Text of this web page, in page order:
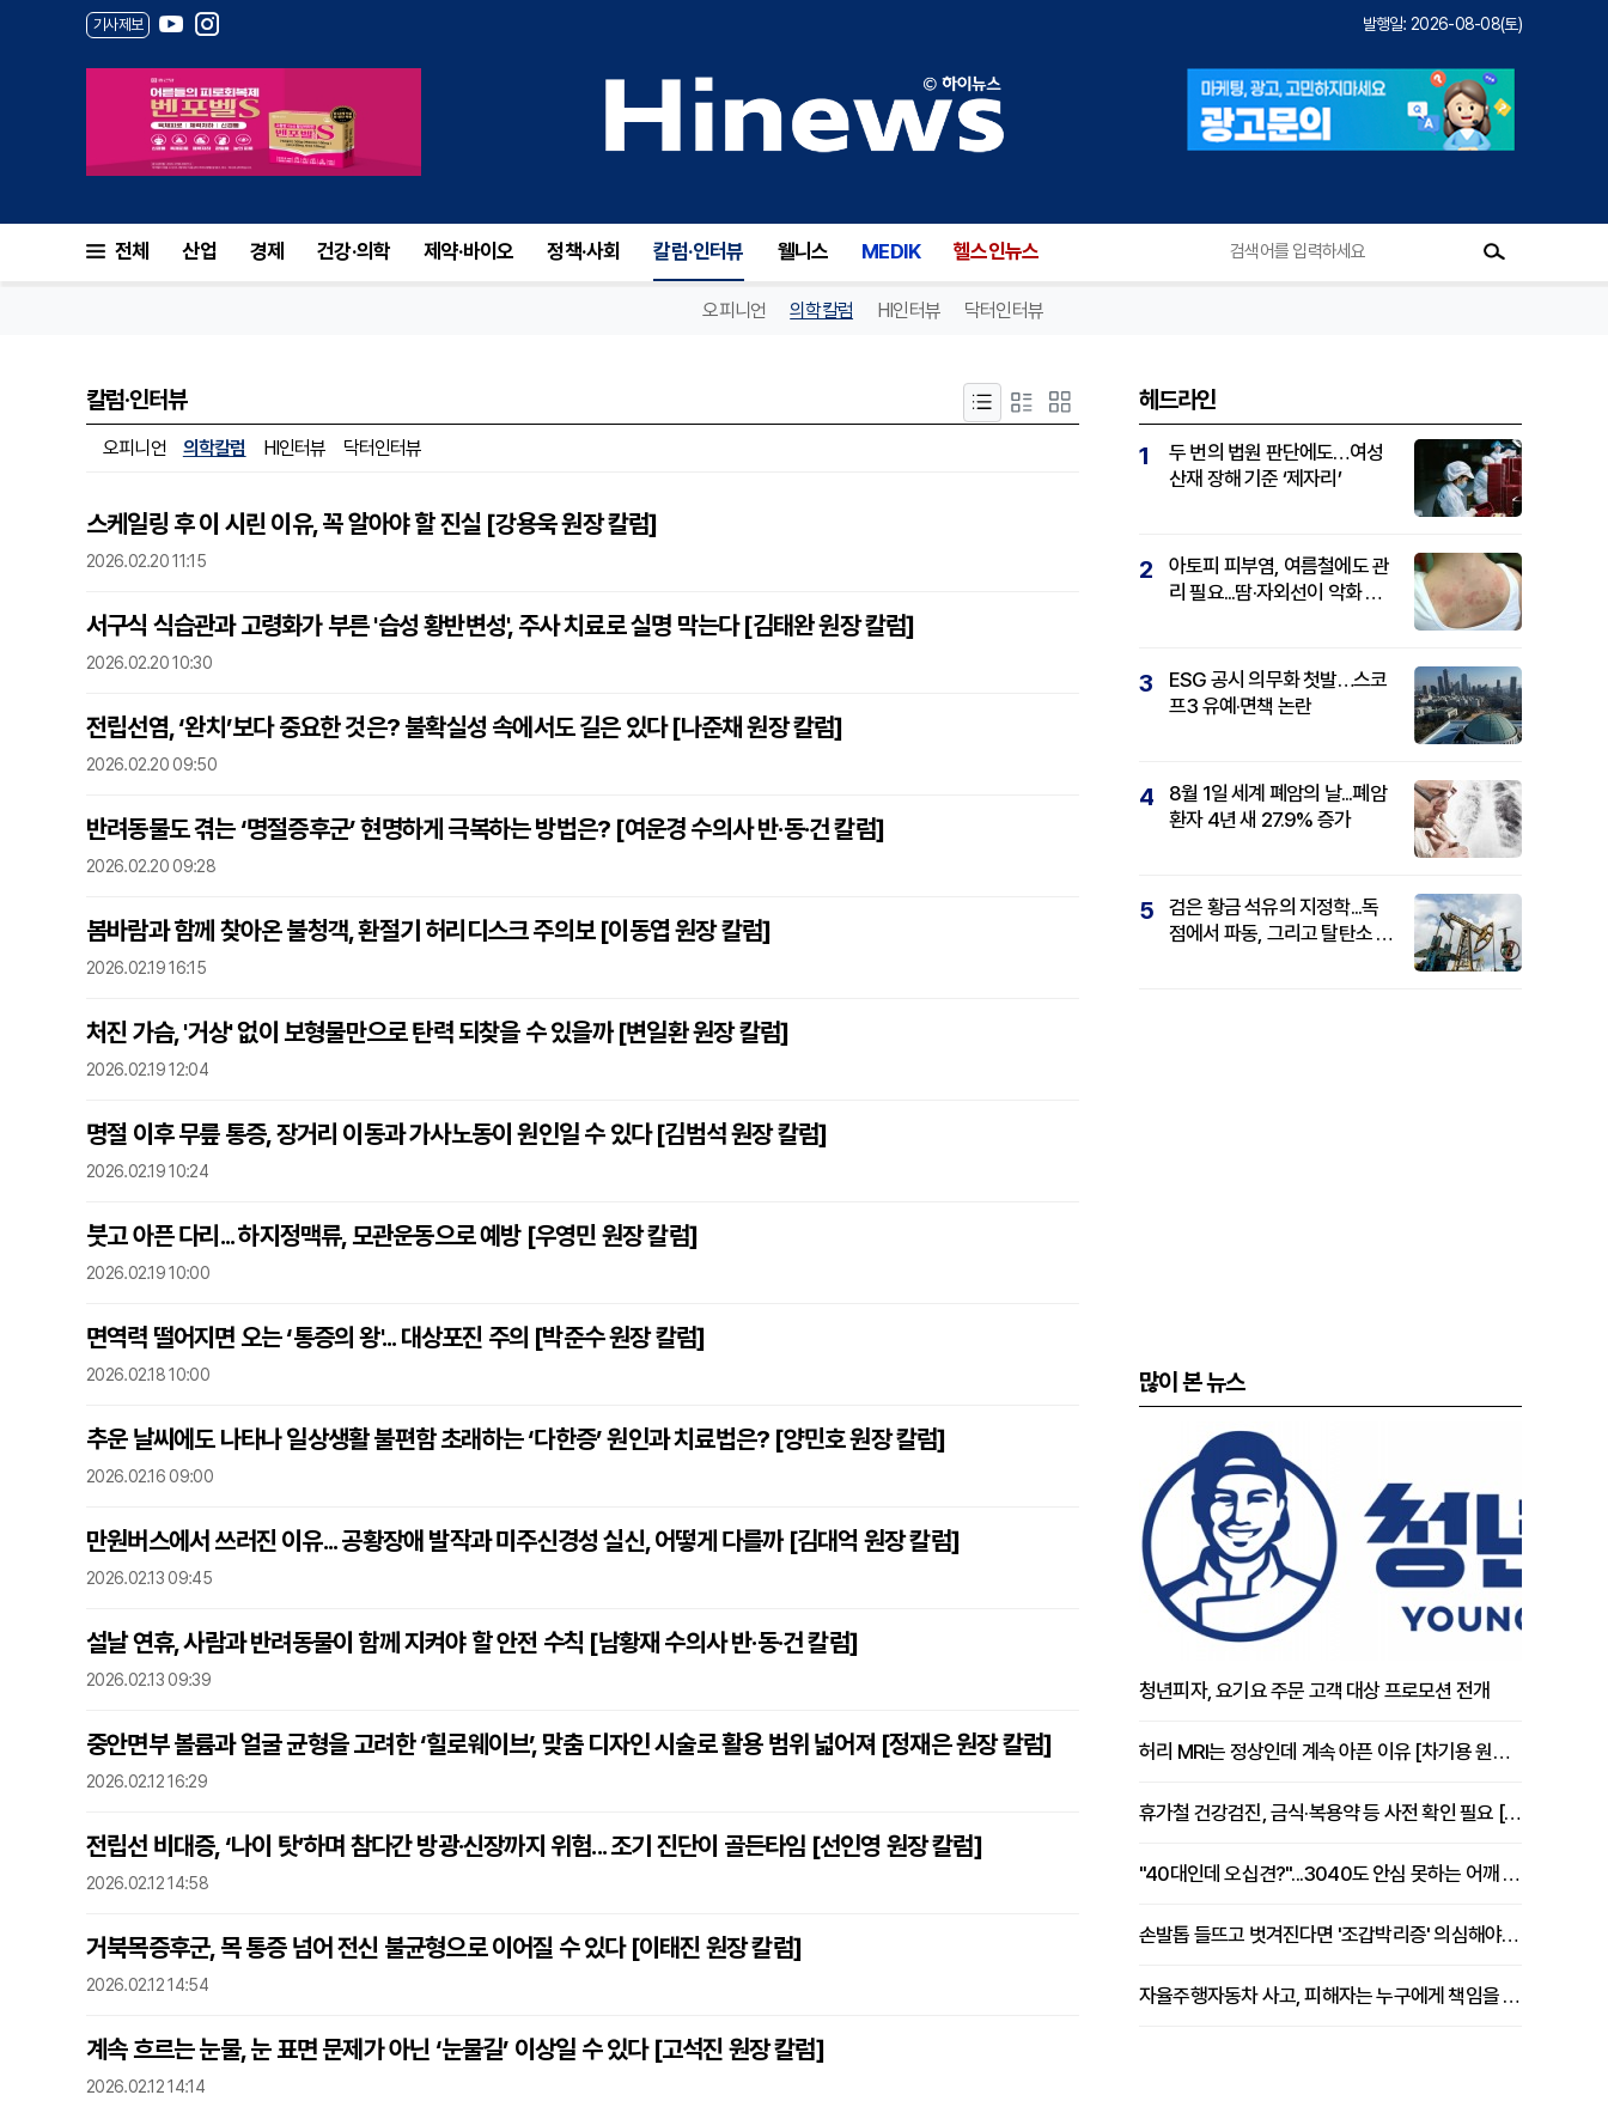
기사제보 발행일: 2026-08-08(토)
전체 산업 경제 건강·의학 제약·바이오 정책·사회 칼럼·인터뷰 웰니스 MEDIK 헬스인뉴스
오피니언 의학칼럼 HI인터뷰 닥터인터뷰
칼럼·인터뷰
오피니언 의학칼럼 HI인터뷰 닥터인터뷰
스케일링 후 이 시린 이유, 꼭 알아야 할 진실 [강용욱 원장 칼럼]
2026.02.20 11:15
서구식 식습관과 고령화가 부른 '습성 황반변성', 주사 치료로 실명 막는다 [김태완 원장 칼럼]
2026.02.20 10:30
전립선염, ‘완치’보다 중요한 것은? 불확실성 속에서도 길은 있다 [나준채 원장 칼럼]
2026.02.20 09:50
반려동물도 겪는 ‘명절증후군’ 현명하게 극복하는 방법은? [여운경 수의사 반·동·건 칼럼]
2026.02.20 09:28
봄바람과 함께 찾아온 불청객, 환절기 허리디스크 주의보 [이동엽 원장 칼럼]
2026.02.19 16:15
처진 가슴, '거상' 없이 보형물만으로 탄력 되찾을 수 있을까 [변일환 원장 칼럼]
2026.02.19 12:04
명절 이후 무릎 통증, 장거리 이동과 가사노동이 원인일 수 있다 [김범석 원장 칼럼]
2026.02.19 10:24
붓고 아픈 다리... 하지정맥류, 모관운동으로 예방 [우영민 원장 칼럼]
2026.02.19 10:00
면역력 떨어지면 오는 ‘통증의 왕'... 대상포진 주의 [박준수 원장 칼럼]
2026.02.18 10:00
추운 날씨에도 나타나 일상생활 불편함 초래하는 ‘다한증’ 원인과 치료법은? [양민호 원장 칼럼]
2026.02.16 09:00
만원버스에서 쓰러진 이유... 공황장애 발작과 미주신경성 실신, 어떻게 다를까 [김대억 원장 칼럼]
2026.02.13 09:45
설날 연휴, 사람과 반려동물이 함께 지켜야 할 안전 수칙 [남황재 수의사 반·동·건 칼럼]
2026.02.13 09:39
중안면부 볼륨과 얼굴 균형을 고려한 ‘힐로웨이브’, 맞춤 디자인 시술로 활용 범위 넓어져 [정재은 원장 칼럼]
2026.02.12 16:29
전립선 비대증, ‘나이 탓’하며 참다간 방광·신장까지 위험... 조기 진단이 골든타임 [선인영 원장 칼럼]
2026.02.12 14:58
거북목증후군, 목 통증 넘어 전신 불균형으로 이어질 수 있다 [이태진 원장 칼럼]
2026.02.12 14:54
계속 흐르는 눈물, 눈 표면 문제가 아닌 ‘눈물길’ 이상일 수 있다 [고석진 원장 칼럼]
2026.02.12 14:14
헤드라인
1
두 번의 법원 판단에도…여성
산재 장해 기준 ‘제자리’
2
아토피 피부염, 여름철에도 관
리 필요...땀·자외선이 악화 요
3
ESG 공시 의무화 첫발…스코
프3 유예·면책 논란
4
8월 1일 세계 폐암의 날...폐암
환자 4년 새 27.9% 증가
5
검은 황금 석유의 지정학...독
점에서 파동, 그리고 탈탄소 패
많이 본 뉴스
청년피자, 요기요 주문 고객 대상 프로모션 전개
허리 MRI는 정상인데 계속 아픈 이유 [차기용 원장 칼럼]
휴가철 건강검진, 금식·복용약 등 사전 확인 필요 [정도감 원장 칼럼]
"40대인데 오십견?"...3040도 안심 못하는 어깨 유착성 관절낭염
손발톱 들뜨고 벗겨진다면 '조갑박리증' 의심해야 [김철윤 원장 칼럼]
자율주행자동차 사고, 피해자는 누구에게 책임을 물을 수 있을까